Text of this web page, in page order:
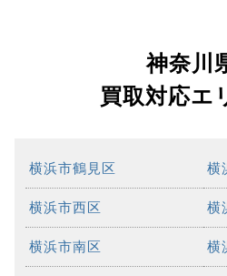
神奈川
買取対応エ
横浜市鶴見区 横
横浜市西区 横
横浜市南区 横